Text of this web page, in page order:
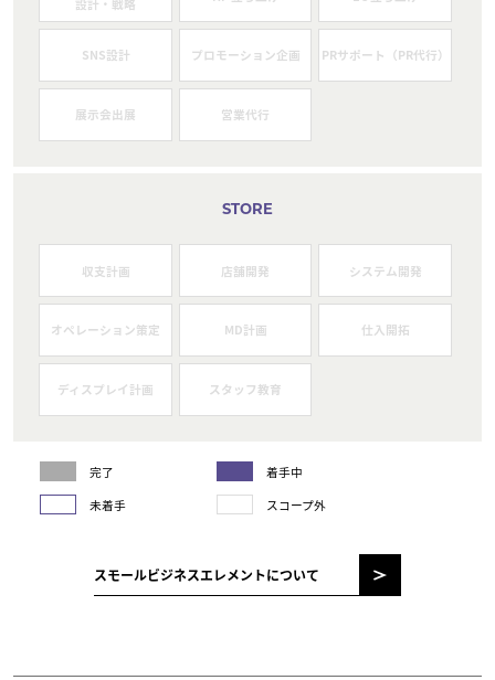
設計・戦略
SNS設計 プロモーション企画 PRサポート（PR代行）
展示会出展 営業代行
STORE
収支計画 店舗開発 システム開発
オペレーション策定 MD計画 仕入開拓
ディスプレイ計画 スタッフ教育
完了
着手中
未着手
スコープ外
スモールビジネスエレメントについて